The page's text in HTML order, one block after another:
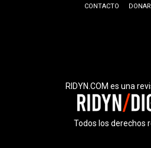
CONTACTO
DONAR
RIDYN.COM es una
Todos los derechos